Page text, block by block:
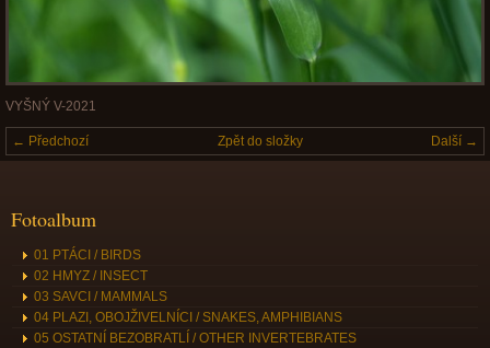
VYŠNÝ V-2021
← Předchozí Další →
Zpět do složky
Fotoalbum
01 PTÁCI / BIRDS
02 HMYZ / INSECT
03 SAVCI / MAMMALS
04 PLAZI, OBOJŽIVELNÍCI / SNAKES, AMPHIBIANS
05 OSTATNÍ BEZOBRATLÍ / OTHER INVERTEBRATES